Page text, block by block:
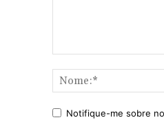
Notifique-me sobre